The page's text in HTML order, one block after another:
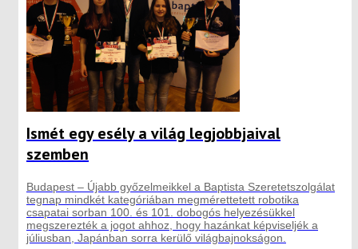
Ismét egy esély a világ legjobbjaival
szemben
Budapest – Újabb győzelmeikkel a Baptista Szeretetszolgálat
tegnap mindkét kategóriában megmérettetett robotika
csapatai sorban 100. és 101. dobogós helyezésükkel
megszerezték a jogot ahhoz, hogy hazánkat képviseljék a
júliusban, Japánban sorra kerülő világbajnokságon.